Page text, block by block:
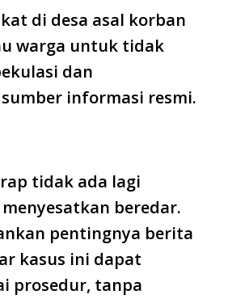
di desa asal korban
warga untuk tidak
dan
informasi resmi.
tidak ada lagi
beredar.
pentingnya berita
kasus ini dapat
prosedur, tanpa